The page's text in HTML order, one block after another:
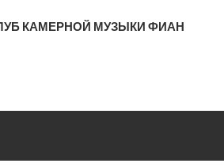
КАМЕРНОЙ МУЗЫКИ ФИАН
53